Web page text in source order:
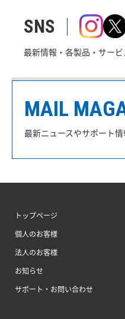
SNS
最新情報・各製品・サー
MAIL
最新ニュースやサポート
トップページ
個人のお客様
法人のお客様
お知らせ
サポート・お問い合わせ